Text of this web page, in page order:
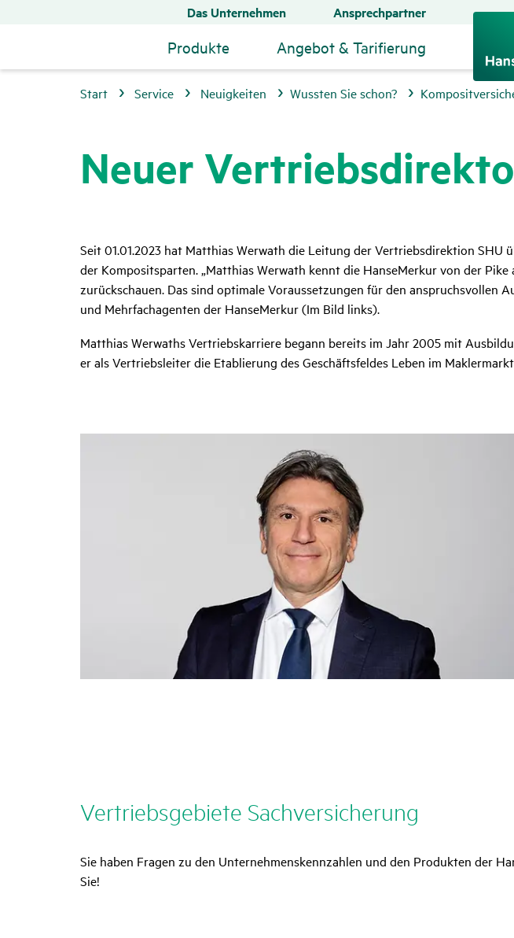
Das Unternehmen Ansprechpartner
Produkte Angebot & Tarifierung
Start Service Neuigkeiten Wussten Sie schon?
Neuer
Seit 01.01.2023 hat Matthias Werwath die Leitung der Vertriebsdirektion
der Kompositsparten. „Matthias Werwath kennt die HanseMerkur von der
zurückschauen. Das sind optimale Voraussetzungen für den anspruchsvollen
und Mehrfachagenten der HanseMerkur (Im Bild links).
Matthias Werwaths Vertriebskarriere begann bereits im Jahr 2005 mit
er als Vertriebsleiter die Etablierung des Geschäftsfeldes Leben im
Vertriebs­ge­biete Sach­ver­si­che­rung
Sie haben Fragen zu den Unternehmenskennzahlen und den Produkten der
Sie!